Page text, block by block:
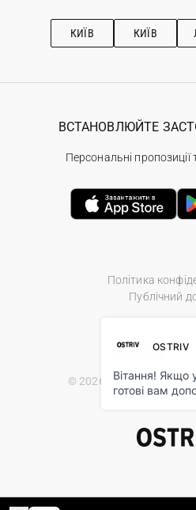
Рекомендації
КИЇВ КИЇВ
Політика
Публічний
© 2026 Ostriv.ua Store.
ВСТАНОВЛЮЙТЕ
Персональні пропозиції